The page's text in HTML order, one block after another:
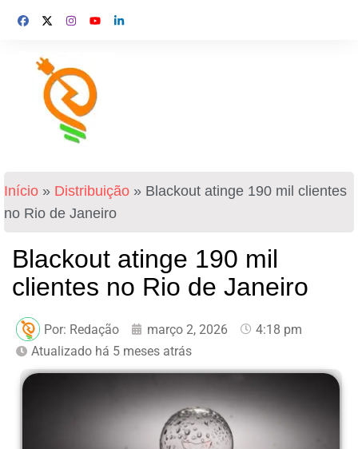
Início » Distribuição » Blackout atinge 190 mil clientes
no Rio de Janeiro
Blackout atinge 190 mil
clientes no Rio de Janeiro
Por: Redação março 2, 2026
4:18 pm
Atualizado há 5 meses atrás